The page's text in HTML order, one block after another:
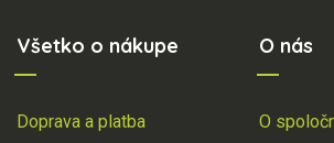
Všetko o nákupe
Doprava a platba
O nás
O